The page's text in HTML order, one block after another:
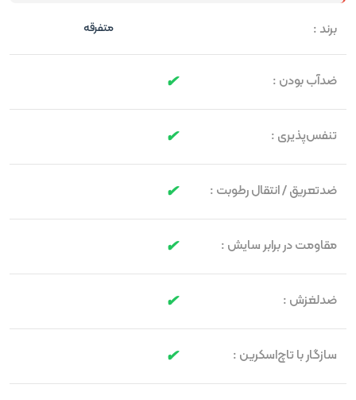
برند :
متفرقه
ضدآب بودن :
تنفس‌پذیری :
ضدتعریق / انتقال رطوبت :
مقاومت در برابر سایش :
ضدلغزش :
سازگار با تاچ‌اسکرین :